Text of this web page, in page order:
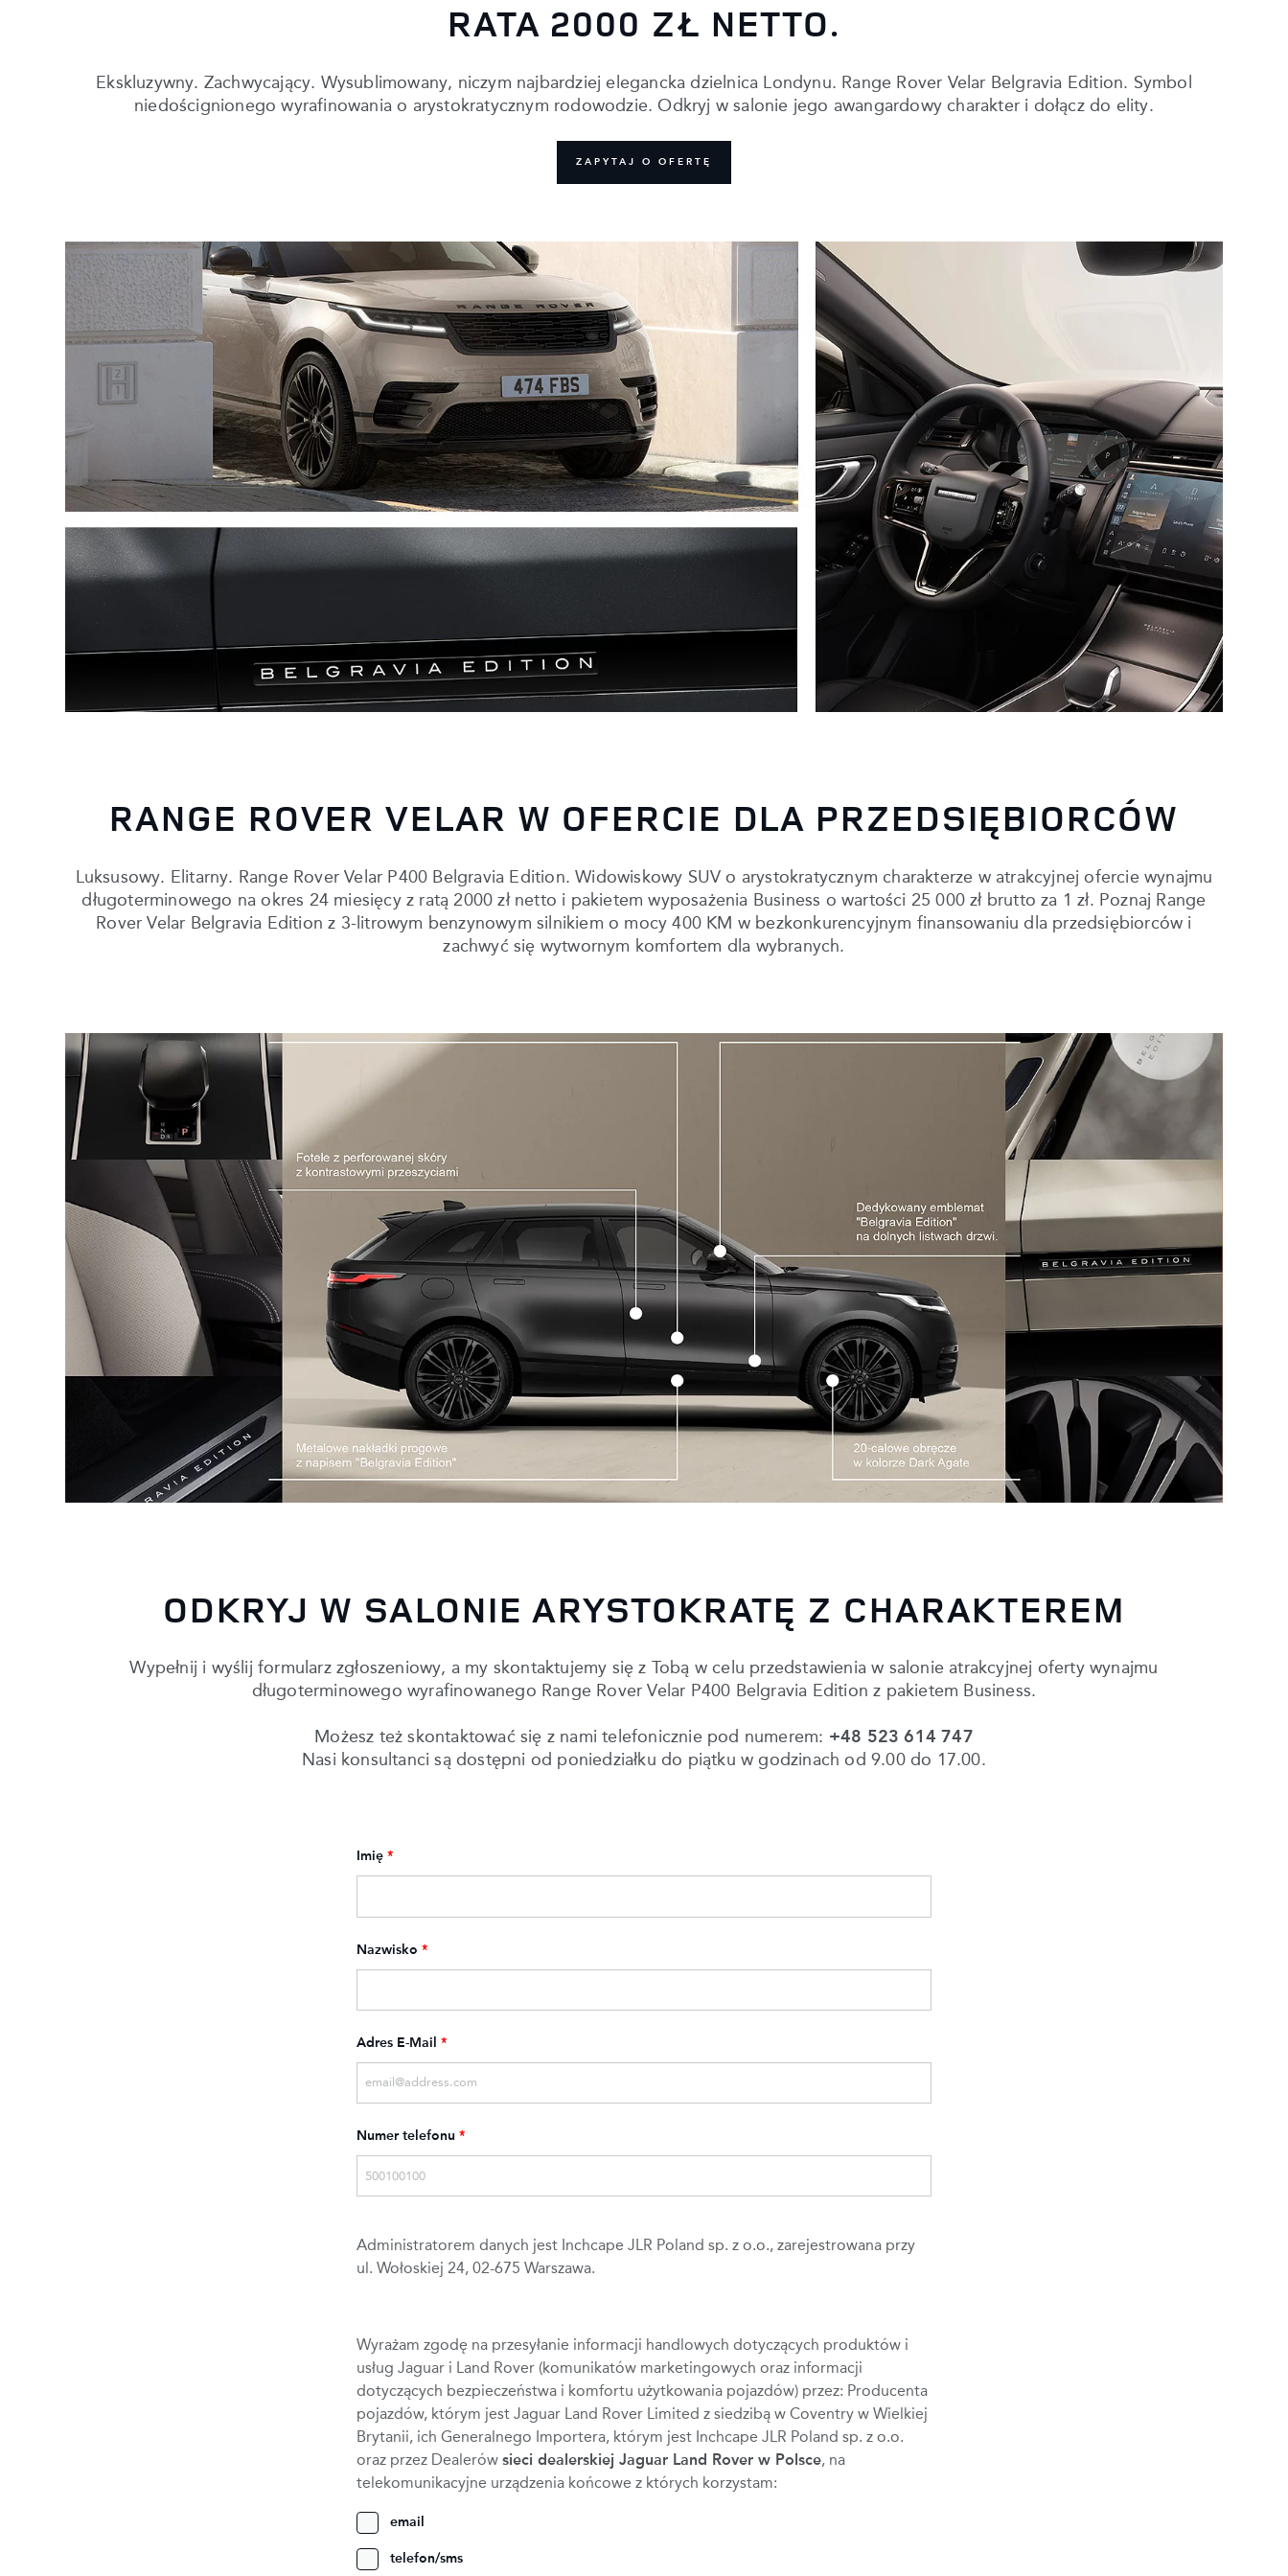
RATA 2000 ZŁ NETTO.
Ekskluzywny. Zachwycający. Wysublimowany, niczym najbardziej elegancka dzielnica Londynu. Range Rover Velar Belgravia Edition. Symbol
niedoścignionego wyrafinowania o arystokratycznym rodowodzie. Odkryj w salonie jego awangardowy charakter i dołącz do elity.
ZAPYTAJ O OFERTĘ
RANGE ROVER VELAR W OFERCIE DLA PRZEDSIĘBIORCÓW
Luksusowy. Elitarny. Range Rover Velar P400 Belgravia Edition. Widowiskowy SUV o arystokratycznym charakterze w atrakcyjnej ofercie wynajmu
długoterminowego na okres 24 miesięcy z ratą 2000 zł netto i pakietem wyposażenia Business o wartości 25 000 zł brutto za 1 zł. Poznaj Range
Rover Velar Belgravia Edition z 3-litrowym benzynowym silnikiem o mocy 400 KM w bezkonkurencyjnym finansowaniu dla przedsiębiorców i
zachwyć się wytwornym komfortem dla wybranych.
ODKRYJ W SALONIE ARYSTOKRATĘ Z CHARAKTEREM
Wypełnij i wyślij formularz zgłoszeniowy, a my skontaktujemy się z Tobą w celu przedstawienia w salonie atrakcyjnej oferty wynajmu
długoterminowego wyrafinowanego Range Rover Velar P400 Belgravia Edition z pakietem Business.
Możesz też skontaktować się z nami telefonicznie pod numerem: +48 523 614 747
Nasi konsultanci są dostępni od poniedziałku do piątku w godzinach od 9.00 do 17.00.
Imię *
Nazwisko *
Adres E-Mail *
Numer telefonu *
Administratorem danych jest Inchcape JLR Poland sp. z o.o., zarejestrowana przy
ul. Wołoskiej 24, 02-675 Warszawa.
Wyrażam zgodę na przesyłanie informacji handlowych dotyczących produktów i
usług Jaguar i Land Rover (komunikatów marketingowych oraz informacji
dotyczących bezpieczeństwa i komfortu użytkowania pojazdów) przez: Producenta
pojazdów, którym jest Jaguar Land Rover Limited z siedzibą w Coventry w Wielkiej
Brytanii, ich Generalnego Importera, którym jest Inchcape JLR Poland sp. z o.o.
oraz przez Dealerów sieci dealerskiej Jaguar Land Rover w Polsce, na
telekomunikacyjne urządzenia końcowe z których korzystam:
email
telefon/sms